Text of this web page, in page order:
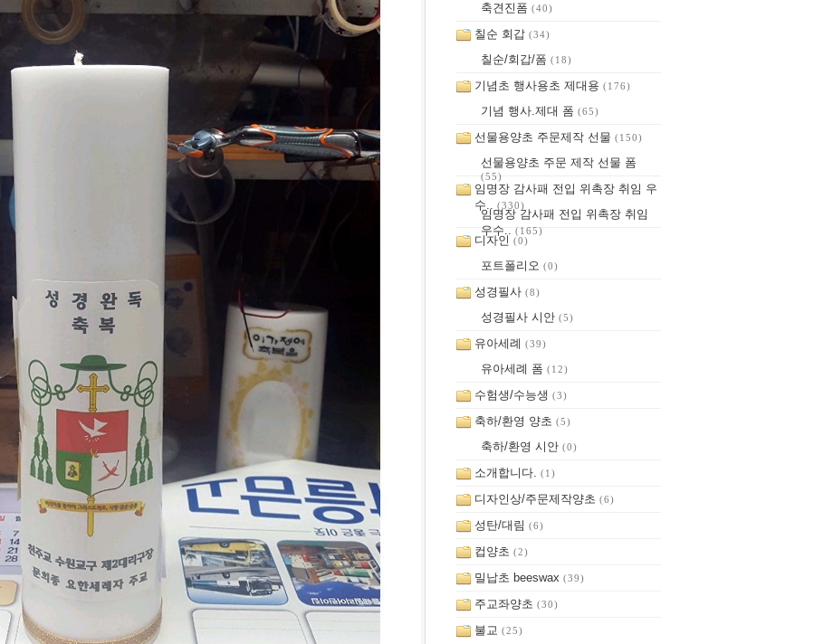
축견진폼 (40)
칠순 회갑 (34)
칠순/회갑/폼 (18)
기념초 행사용초 제대용 (176)
기념 행사.제대 폼 (65)
선물용양초 주문제작 선물 (150)
선물용양초 주문 제작 선물 폼
(55)
임명장 감사패 전입 위촉장 취임 우
수.. (330)
임명장 감사패 전입 위촉장 취임
우수.. (165)
디자인 (0)
포트폴리오 (0)
성경필사 (8)
성경필사 시안 (5)
유아세례 (39)
유아세례 폼 (12)
수험생/수능생 (3)
축하/환영 양초 (5)
축하/환영 시안 (0)
소개합니다. (1)
디자인상/주문제작양초 (6)
성탄/대림 (6)
컵양초 (2)
밀납초 beeswax (39)
주교좌양초 (30)
불교 (25)